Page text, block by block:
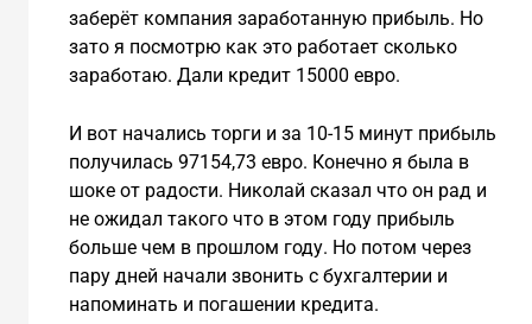
заберёт компания заработанную прибыль. Но
зато я посмотрю как это работает сколько
заработаю. Дали кредит 15000 евро.
И вот начались торги и за 10-15 минут прибыль
получилась 97154,73 евро. Конечно я была в
шоке от радости. Николай сказал что он рад и
не ожидал такого что в этом году прибыль
больше чем в прошлом году. Но потом через
пару дней начали звонить с бухгалтерии и
напоминать и погашении кредита.